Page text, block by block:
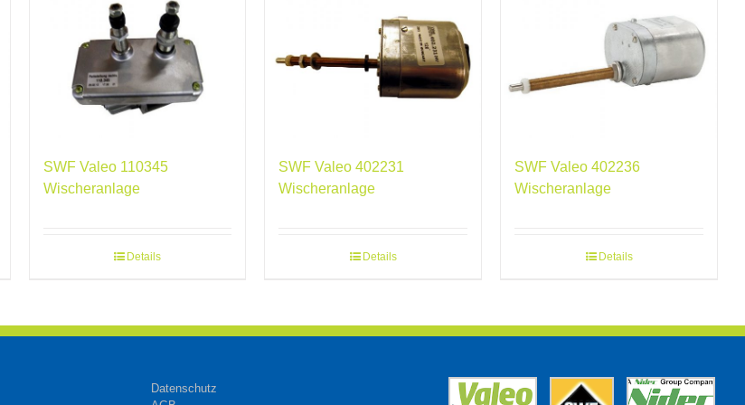
SWF Valeo 110345
Wischeranlage
Details
SWF Valeo 402231
Wischeranlage
Details
SWF Valeo 402236
Wischeranlage
Details
Datenschutz